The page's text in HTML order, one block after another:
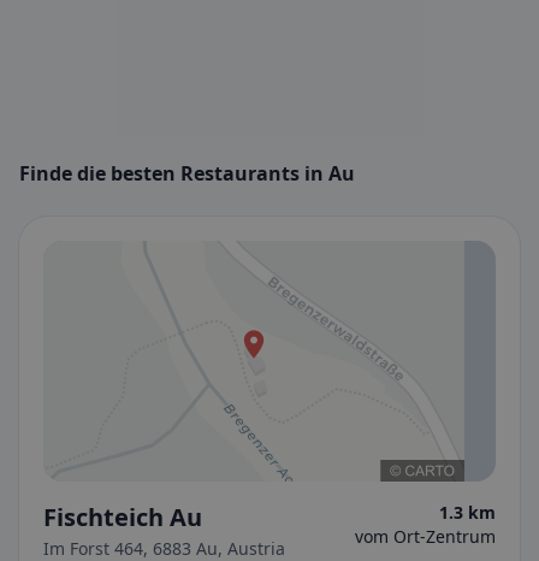
Finde die besten Restaurants in Au
Fischteich Au
Im Forst 464, 6883 Au, Austria
1.3 km
vom Ort-Zentrum